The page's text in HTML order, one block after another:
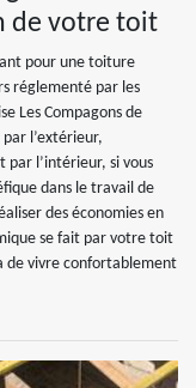
de votre toit
pour une toiture
réglementé par les
Les Compagons de
l’extérieur,
par l’intérieur, si vous
dans le travail de
des économies en
se fait par votre toit
de vivre confortablement